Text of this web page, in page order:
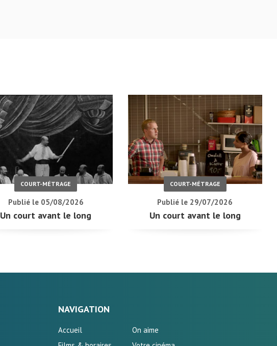
COURT-MÉTRAGE
Publié le 05/08/2026
Un court avant le long
COURT-MÉTRAGE
Publié le 29/07/2026
Un court avant le long
NAVIGATION
Accueil
On aime